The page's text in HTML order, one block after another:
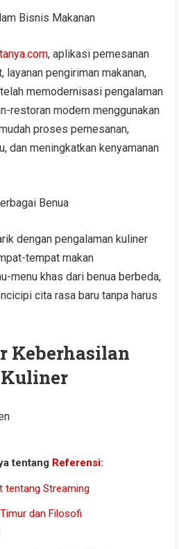
Bisnis Makanan
, aplikasi pemesanan
layanan pengiriman makanan,
memodernisasi pengalaman
restoran modern menggunakan
proses pemesanan,
dan meningkatkan kenyamanan
Benua
dengan pengalaman kuliner
tempat makan
menu khas dari benua berbeda,
cita rasa baru tanpa harus
Keberhasilan
tentang Referensi:
tentang Streaming
dan Filosofi